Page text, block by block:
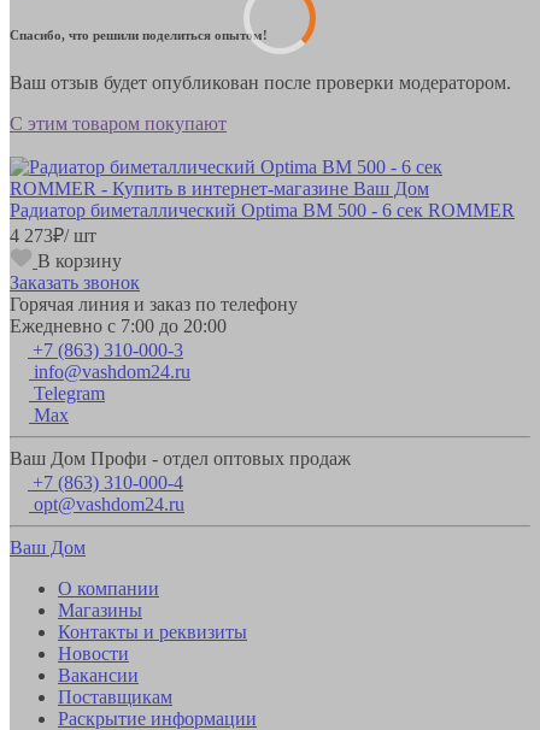
Спасибо, что решили поделиться опытом!
Ваш отзыв будет опубликован после проверки модератором.
С этим товаром покупают
Радиатор биметаллический Optima BM 500 - 6 сек ROMMER
4 273₽/ шт
В корзину
Заказать звонок
Горячая линия и заказ по телефону
Ежедневно с 7:00 до 20:00
+7 (863) 310-000-3
info@vashdom24.ru
Telegram
Max
Ваш Дом Профи - отдел оптовых продаж
+7 (863) 310-000-4
opt@vashdom24.ru
Ваш Дом
О компании
Магазины
Контакты и реквизиты
Новости
Вакансии
Поставщикам
Раскрытие информации